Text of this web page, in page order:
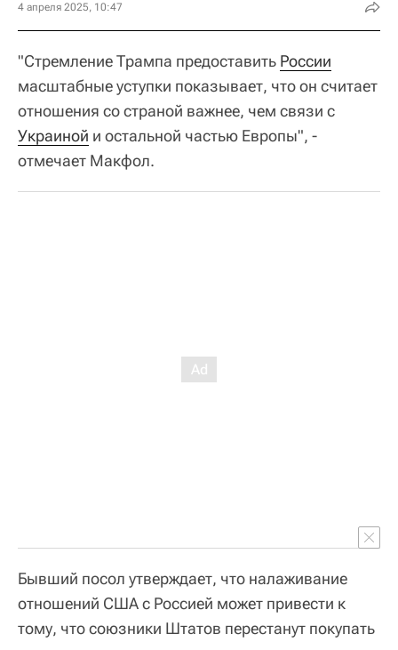
4 апреля 2025, 10:47
"Стремление Трампа предоставить России
масштабные уступки показывает, что он считает
отношения со страной важнее, чем связи с
Украиной и остальной частью Европы", -
отмечает Макфол.
Бывший посол утверждает, что налаживание
отношений США с Россией может привести к
тому, что союзники Штатов перестанут покупать